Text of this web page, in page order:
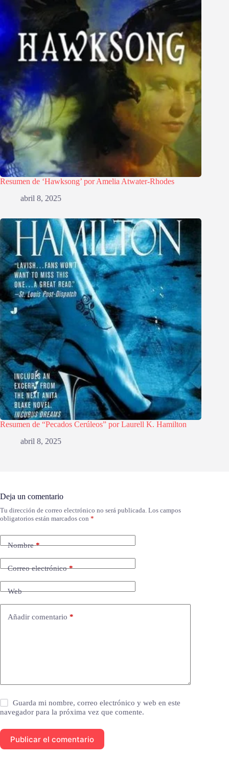
Resumen de ‘Hawksong’ por Amelia Atwater-Rhodes
abril 8, 2025
Resumen de “Pecados Cerúleos” por Laurell K. Hamilton
abril 8, 2025
Deja un comentario
Tu dirección de correo electrónico no será publicada. Los campos
obligatorios están marcados con *
Nombre*
Correo electrónico*
Web
Añadir comentario *
Guarda mi nombre, correo electrónico y web en este
navegador para la próxima vez que comente.
Publicar el comentario